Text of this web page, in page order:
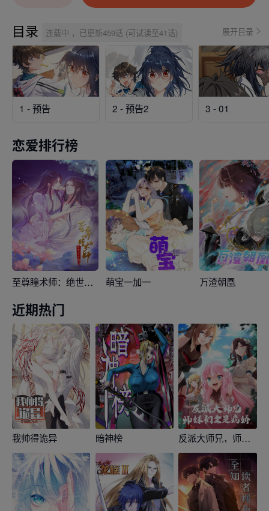
目录 连载中 ，已更新459话 (可试读至41话) 展开目录
1 - 预告 2 - 预告2 3 - 01
恋爱排行榜
至尊瞳术师：绝世大小姐 萌宝一加一 万渣朝凰
近期热门
我帅得诡异 暗神榜 反派大师兄，师妹们全是病娇